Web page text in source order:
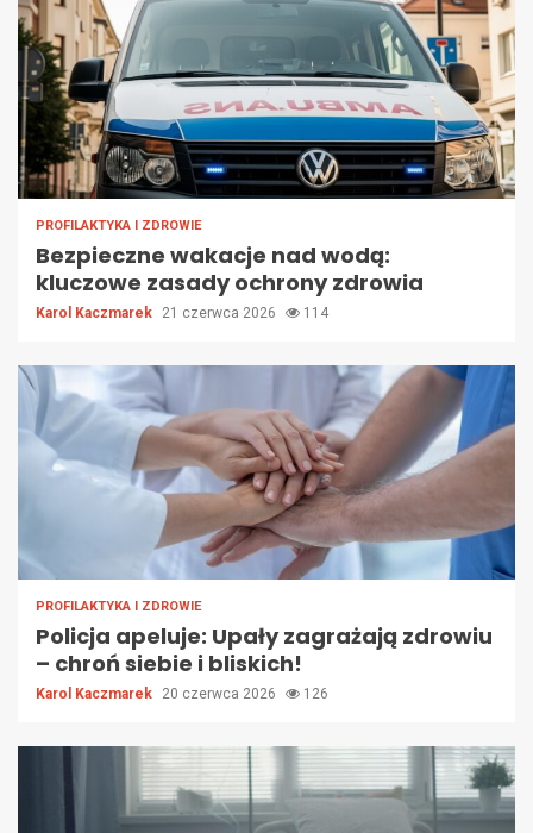
PROFILAKTYKA I ZDROWIE
Bezpieczne wakacje nad wodą:
kluczowe zasady ochrony zdrowia
Karol Kaczmarek 21 czerwca 2026 114
PROFILAKTYKA I ZDROWIE
Policja apeluje: Upały zagrażają zdrowiu
– chroń siebie i bliskich!
Karol Kaczmarek 20 czerwca 2026 126